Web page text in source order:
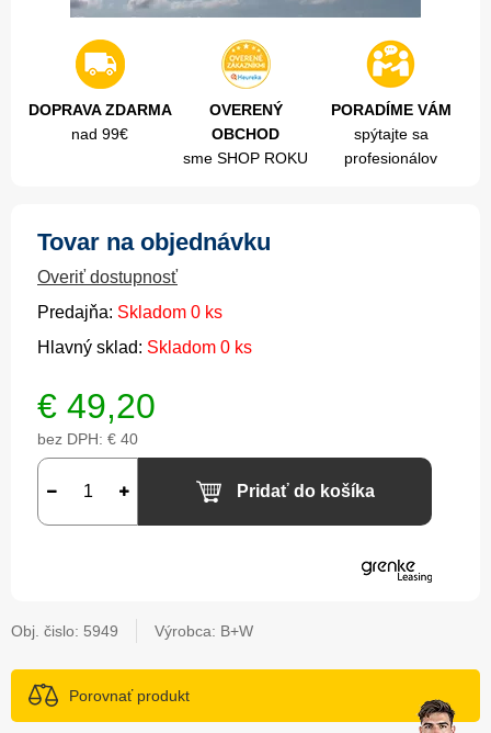
DOPRAVA ZDARMA
nad 99€
OVERENÝ
OBCHOD
sme SHOP ROKU
PORADÍME VÁM
spýtajte sa
profesionálov
Tovar na objednávku
Overiť dostupnosť
Predajňa: Skladom 0 ks
Hlavný sklad: Skladom 0 ks
€ 49,20
bez DPH: € 40
Pridať do košíka
Obj. čislo: 5949 Výrobca: B+W
Porovnať produkt